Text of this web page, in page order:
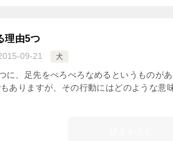
理由5つ
09-21 犬
に、足先をぺろぺろなめるというものがあ
ありますが、その行動にはどのような意